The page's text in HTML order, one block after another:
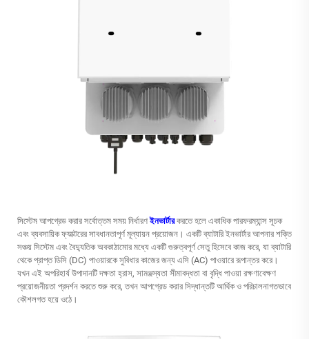
সিস্টেম আপগ্রেড করার সর্বোত্তম সময় নির্ধারণইনভার্টারকরতে হলে একাধিক পারফরম্যান্স সূচক
এবং ব্যবসায়িক ফ্যাক্টরের সাবধানতাপূর্ণ মূল্যায়ন প্রয়োজন। একটি ব্যাটারি ইনভার্টার আপনার শক্তি
সঞ্চয় সিস্টেম এবং বৈদ্যুতিক অবকাঠামোর মধ্যে একটি গুরুত্বপূর্ণ সেতু হিসেবে কাজ করে, যা ব্যাটারি
থেকে প্রাপ্ত ডিসি (DC) পাওয়ারকে সুবিধার কাজের জন্য এসি (AC) পাওয়ারে রূপান্তর করে।
যখন এই অপরিহার্য উপাদানটি দক্ষতা হ্রাস, সামঞ্জস্যতা সীমাবদ্ধতা বা বৃদ্ধি পাওয়া রক্ষণাবেক্ষণ
প্রয়োজনীয়তা প্রদর্শন করতে শুরু করে, তখন আপগ্রেড করার সিদ্ধান্তটি আর্থিক ও পরিচালনাগতভাবে
কৌশলগত হয়ে ওঠে।